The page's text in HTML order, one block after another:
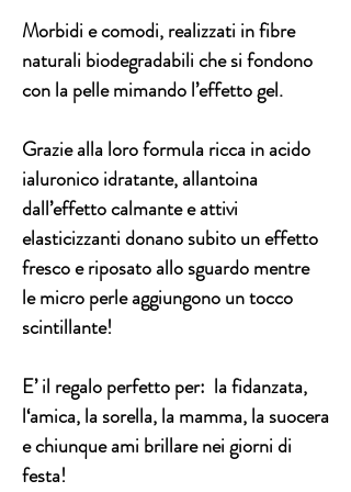
Morbidi e comodi, realizzati in fibre
naturali biodegradabili che si fondono
con la pelle mimando l’effetto gel.
Grazie alla loro formula ricca in acido
ialuronico idratante, allantoina
dall’effetto calmante e attivi
elasticizzanti donano subito un effetto
fresco e riposato allo sguardo mentre
le micro perle aggiungono un tocco
scintillante!
E’ il regalo perfetto per: la fidanzata,
l‘amica, la sorella, la mamma, la suocera
e chiunque ami brillare nei giorni di
festa!